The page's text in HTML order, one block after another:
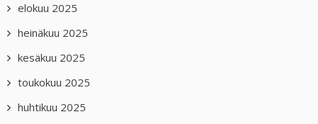
elokuu 2025
heinäkuu 2025
kesäkuu 2025
toukokuu 2025
huhtikuu 2025